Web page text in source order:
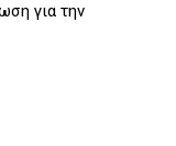
για την